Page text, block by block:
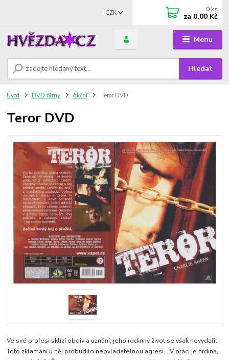
Menu
CZK
Hledat
0 ks
za 0,00 Kč
Úvod DVD filmy Akční Teror DVD
Teror DVD
Ve své profesi sklízí obdiv a uznání, jeho rodinný život se však nevydařil.
Toto zklamání u něj probudilo neovladatelnou agresi... V práci je hrdina,